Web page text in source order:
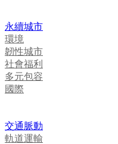
永續城市
環境
韌性城市
社會福利
多元包容
國際
交通脈動
軌道運輸